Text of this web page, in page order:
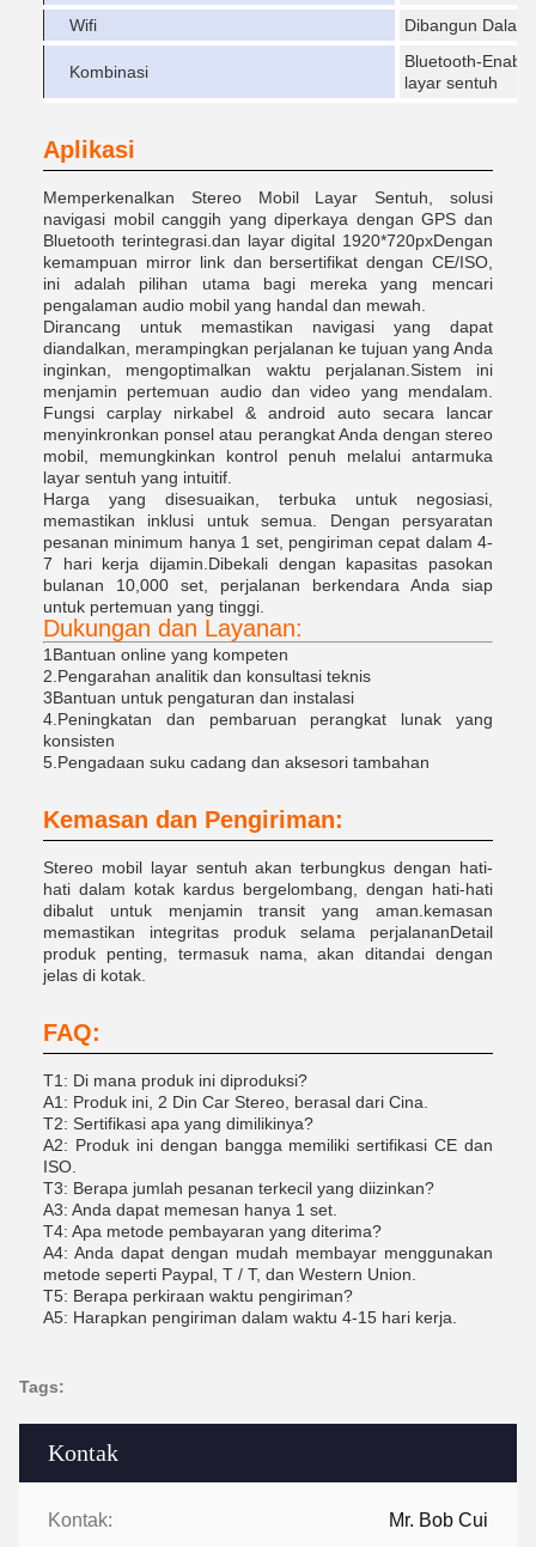
Kontak
Kontak: Mr. Bob Cui
Wifi
Dibangun Dalam
Kombinasi
Bluetooth-
layar sentuh
Aplikasi
Memperkenalkan Stereo Mobil Layar Sentuh, solusi
navigasi mobil canggih yang diperkaya dengan GPS dan
Bluetooth terintegrasi.dan layar digital 1920*720pxDengan
kemampuan mirror link dan bersertifikat dengan CE/ISO,
ini adalah pilihan utama bagi mereka yang mencari
pengalaman audio mobil yang handal dan mewah.
Dirancang untuk memastikan navigasi yang dapat
diandalkan, merampingkan perjalanan ke tujuan yang Anda
inginkan, mengoptimalkan waktu perjalanan.Sistem ini
menjamin pertemuan audio dan video yang mendalam.
Fungsi carplay nirkabel & android auto secara lancar
menyinkronkan ponsel atau perangkat Anda dengan stereo
mobil, memungkinkan kontrol penuh melalui antarmuka
layar sentuh yang intuitif.
Harga yang disesuaikan, terbuka untuk negosiasi,
memastikan inklusi untuk semua. Dengan persyaratan
pesanan minimum hanya 1 set, pengiriman cepat dalam 4-
7 hari kerja dijamin.Dibekali dengan kapasitas pasokan
bulanan 10,000 set, perjalanan berkendara Anda siap
untuk pertemuan yang tinggi.
Dukungan dan Layanan:
1Bantuan online yang kompeten
2.Pengarahan analitik dan konsultasi teknis
3Bantuan untuk pengaturan dan instalasi
4.Peningkatan dan pembaruan perangkat lunak yang
konsisten
5.Pengadaan suku cadang dan aksesori tambahan
Kemasan dan Pengiriman:
Stereo mobil layar sentuh akan terbungkus dengan hati-
hati dalam kotak kardus bergelombang, dengan hati-hati
dibalut untuk menjamin transit yang aman.kemasan
memastikan integritas produk selama perjalananDetail
produk penting, termasuk nama, akan ditandai dengan
jelas di kotak.
FAQ:
T1: Di mana produk ini diproduksi?
A1: Produk ini, 2 Din Car Stereo, berasal dari Cina.
T2: Sertifikasi apa yang dimilikinya?
A2: Produk ini dengan bangga memiliki sertifikasi CE dan
ISO.
T3: Berapa jumlah pesanan terkecil yang diizinkan?
A3: Anda dapat memesan hanya 1 set.
T4: Apa metode pembayaran yang diterima?
A4: Anda dapat dengan mudah membayar menggunakan
metode seperti Paypal, T / T, dan Western Union.
T5: Berapa perkiraan waktu pengiriman?
A5: Harapkan pengiriman dalam waktu 4-15 hari kerja.
Tags: